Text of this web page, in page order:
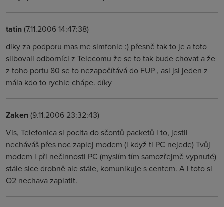
tatin(7.11.2006 14:47:38)
diky za podporu mas me simfonie :) přesně tak to je a toto
slibovali odborníci z Telecomu že se to tak bude chovat a že
z toho portu 80 se to nezapočítává do FUP , asi jsi jeden z
mála kdo to rychle chápe. díky
Zaken(9.11.2006 23:32:43)
Vis, Telefonica si pocita do sčontů packetů i to, jestli
necháváš přes noc zaplej modem (i když ti PC nejede) Tvůj
modem i při nečinnosti PC (myslím tím samozřejmě vypnuté)
stále sice drobně ale stále, komunikuje s centem. A i toto si
O2 nechava zaplatit.